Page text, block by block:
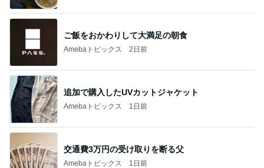
ご飯をおかわりして大満足の朝食
Amebaトピックス 2日前
追加で購入したUVカットジャケット
Amebaトピックス 1日前
交通費3万円の受け取りを断る父
Amebaトピックス 1日前